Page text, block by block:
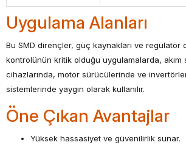
Uygulama Alanları
Bu SMD dirençler, güç kaynakları ve regülatör
kontrolünün kritik olduğu uygulamalarda, akım
cihazlarında, motor sürücülerinde ve
sistemlerinde yaygın olarak kullanılır.
Öne Çıkan Avantajlar
Yüksek hassasiyet ve güvenilirlik sunar.